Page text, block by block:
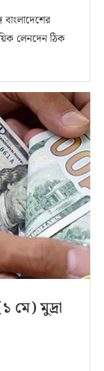
বাংলাদেশের
লেনদেন ঠিক
মে) মুদ্রা